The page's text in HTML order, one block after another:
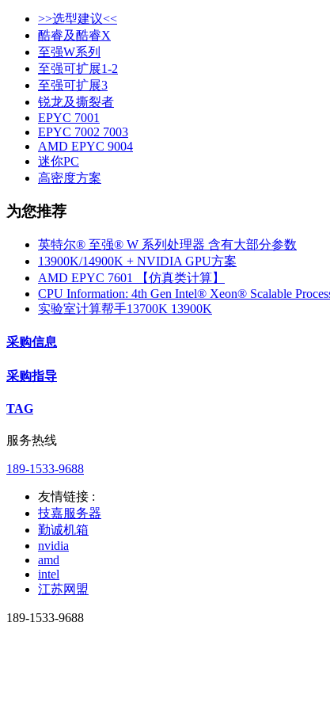
>>选型建议<<
酷睿及酷睿X
至强W系列
至强可扩展1-2
至强可扩展3
锐龙及撕裂者
EPYC 7001
EPYC 7002 7003
AMD EPYC 9004
迷你PC
高密度方案
为您推荐
英特尔® 至强® W 系列处理器 含有大部分参数
13900K/14900K + NVIDIA GPU方案
AMD EPYC 7601 【仿真类计算】
CPU Information: 4th Gen Intel® Xeon® Scalable
实验室计算帮手13700K 13900K
采购信息
采购指导
TAG
服务热线
189-1533-9688
友情链接 :
技嘉服务器
勤诚机箱
nvidia
amd
intel
江苏网盟
189-1533-9688